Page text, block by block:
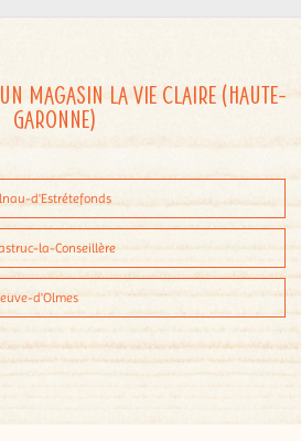
magasin La Vie Claire (Haute-
Garonne)
d'Estrétefonds
la-Conseillère
d'Olmes